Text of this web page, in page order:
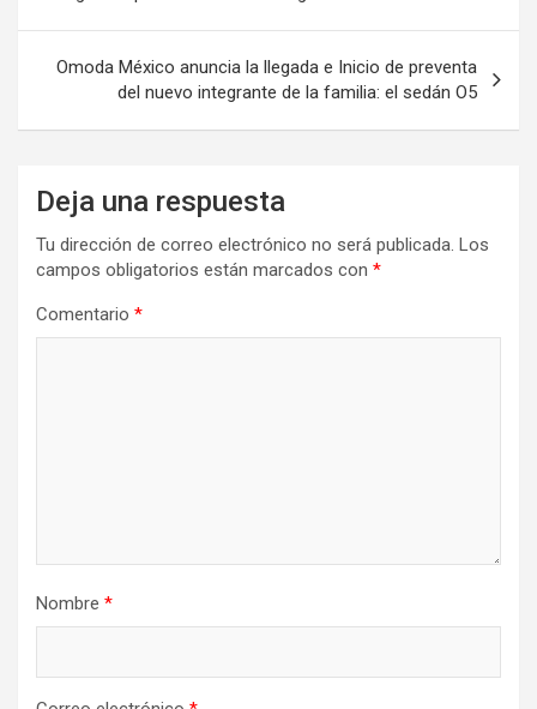
entradas
Omoda México anuncia la llegada e Inicio de preventa
del nuevo integrante de la familia: el sedán O5
Deja una respuesta
Tu dirección de correo electrónico no será publicada. Los
campos obligatorios están marcados con *
Comentario *
Nombre *